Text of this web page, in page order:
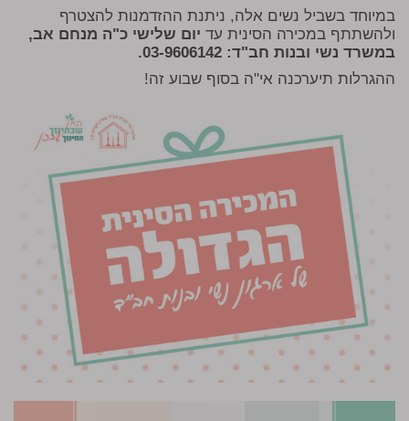
במיוחד בשביל נשים אלה, ניתנת ההזדמנות להצטרף
ולהשתתף במכירה הסינית עד יום שלישי כ"ה מנחם אב,
במשרד נשי ובנות חב"ד: 03-9606142.
ההגרלות תיערכנה אי"ה בסוף שבוע זה!